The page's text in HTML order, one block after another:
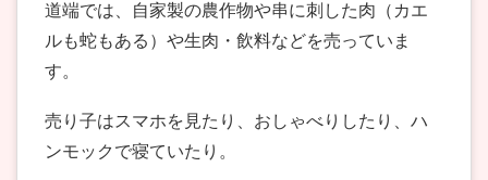
道端では、自家製の農作物や串に刺した肉（カエ
ルも蛇もある）や生肉・飲料などを売っていま
す。
売り子はスマホを見たり、おしゃべりしたり、ハ
ンモックで寝ていたり。